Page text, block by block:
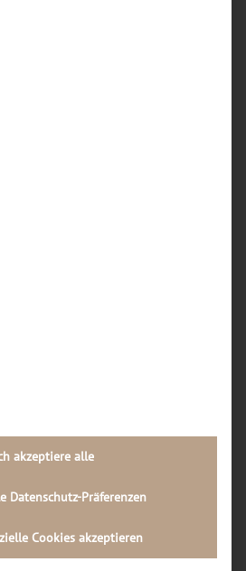
akzeptiere alle
Datenschutz-Präferenzen
Cookies akzeptieren